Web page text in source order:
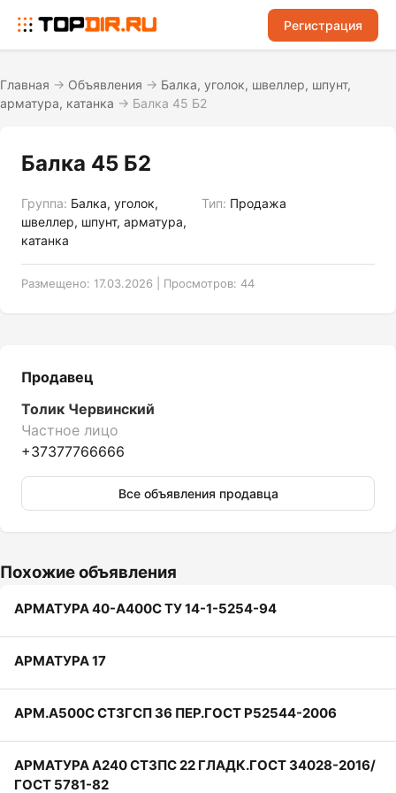
Регистрация
Главная → Объявления → Балка, уголок, швеллер, шпунт,
арматура, катанка → Балка 45 Б2
Балка 45 Б2
Группа: Балка, уголок,
швеллер, шпунт, арматура,
катанка
Тип: Продажа
Размещено: 17.03.2026 | Просмотров: 44
Продавец
Толик Червинский
Частное лицо
+37377766666
Все объявления продавца
Похожие объявления
АРМАТУРА 40-А400С ТУ 14-1-5254-94
АРМАТУРА 17
АРМ.А500С СТ3ГСП 36 ПЕР.ГОСТ Р52544-2006
АРМАТУРА А240 СТ3ПС 22 ГЛАДК.ГОСТ 34028-2016/
ГОСТ 5781-82